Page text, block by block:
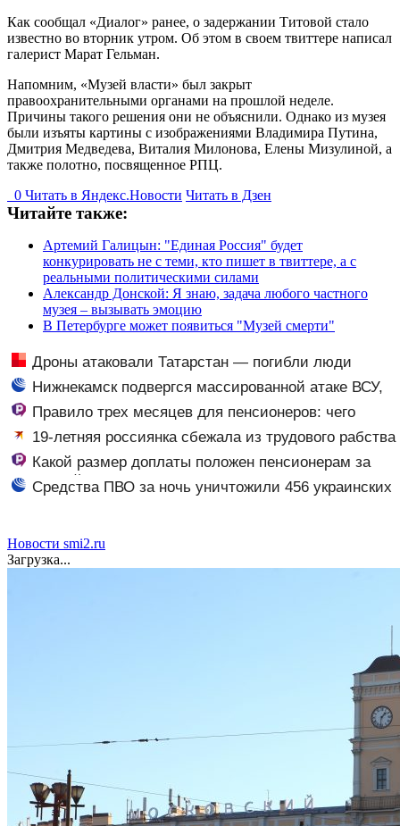
Как сообщал «Диалог» ранее, о задержании Титовой стало
известно во вторник утром. Об этом в своем твиттере написал
галерист Марат Гельман.
Напомним, «Музей власти» был закрыт
правоохранительными органами на прошлой неделе.
Причины такого решения они не объяснили. Однако из музея
были изъяты картины с изображениями Владимира Путина,
Дмитрия Медведева, Виталия Милонова, Елены Мизулиной, а
также полотно, посвященное РПЦ.
0 Читать в Яндекс.Новости Читать в Дзен
Читайте также:
Артемий Галицын: "Единая Россия" будет
конкурировать не с теми, кто пишет в твиттере, а с
реальными политическими силами
Александр Донской: Я знаю, задача любого частного
музея – вызывать эмоцию
В Петербурге может появиться "Музей смерти"
Дроны атаковали Татарстан — погибли люди
Нижнекамск подвергся массированной атаке ВСУ,
есть погибшие
Правило трех месяцев для пенсионеров: чего
ждать тем, кому приходит пенсия на карту
19-летняя россиянка сбежала из трудового рабства
в Мьянме
Какой размер доплаты положен пенсионерам за
советский стаж
Средства ПВО за ночь уничтожили 456 украинских
Новости smi2.ru
Загрузка...